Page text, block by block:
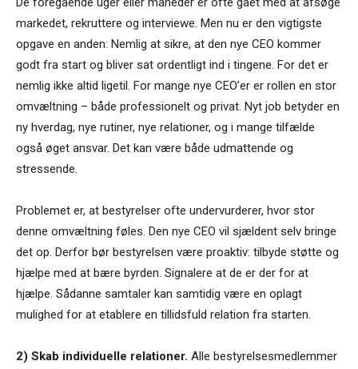
markedet, rekruttere og interviewe. Men nu er den vigtigste
opgave en anden: Nemlig at sikre, at den nye CEO kommer
godt fra start og bliver sat ordentligt ind i tingene. For det er
nemlig ikke altid ligetil. For mange nye CEO’er er rollen en stor
omvæltning – både professionelt og privat. Nyt job betyder en
ny hverdag, nye rutiner, nye relationer, og i mange tilfælde
også øget ansvar. Det kan være både udmattende og
stressende.
Problemet er, at bestyrelser ofte undervurderer, hvor stor
denne omvæltning føles. Den nye CEO vil sjældent selv bringe
det op. Derfor bør bestyrelsen være proaktiv: tilbyde støtte og
hjælpe med at bære byrden. Signalere at de er der for at
hjælpe. Sådanne samtaler kan samtidig være en oplagt
mulighed for at etablere en tillidsfuld relation fra starten.
2) Skab individuelle relationer. Alle bestyrelsesmedlemmer